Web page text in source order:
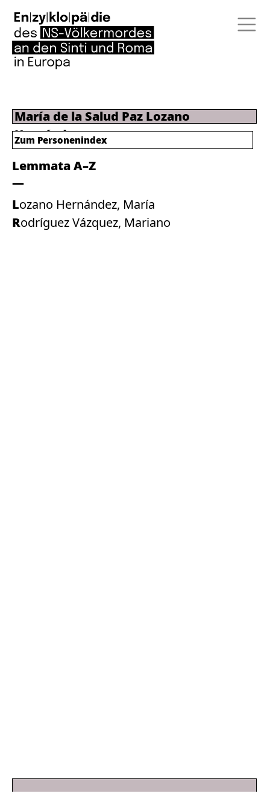
María de la Salud Paz Lozano
Hernández
Lemmata A–Z
Lozano Hernández, María
Rodríguez Vázquez, Mariano
Zum Personenindex